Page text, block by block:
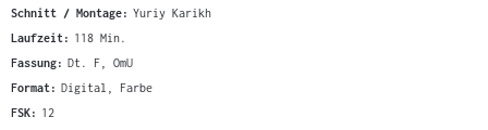
Schnitt / Montage: Yuriy Karikh
Laufzeit: 118 Min.
Fassung: Dt. F, OmU
Format: Digital, Farbe
FSK: 12